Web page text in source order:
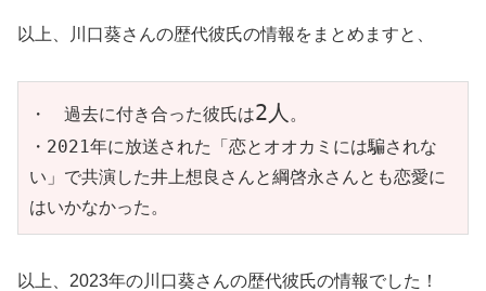
以上、川口葵さんの歴代彼氏の情報をまとめますと、
・　過去に付き合った彼氏は2人 。
・2021年に放送された「恋とオオカミには騙されな
い」で共演した井上想良さんと綱啓永さんとも恋愛に
はいかなかった。
以上、2023年の川口葵さんの歴代彼氏の情報でした！